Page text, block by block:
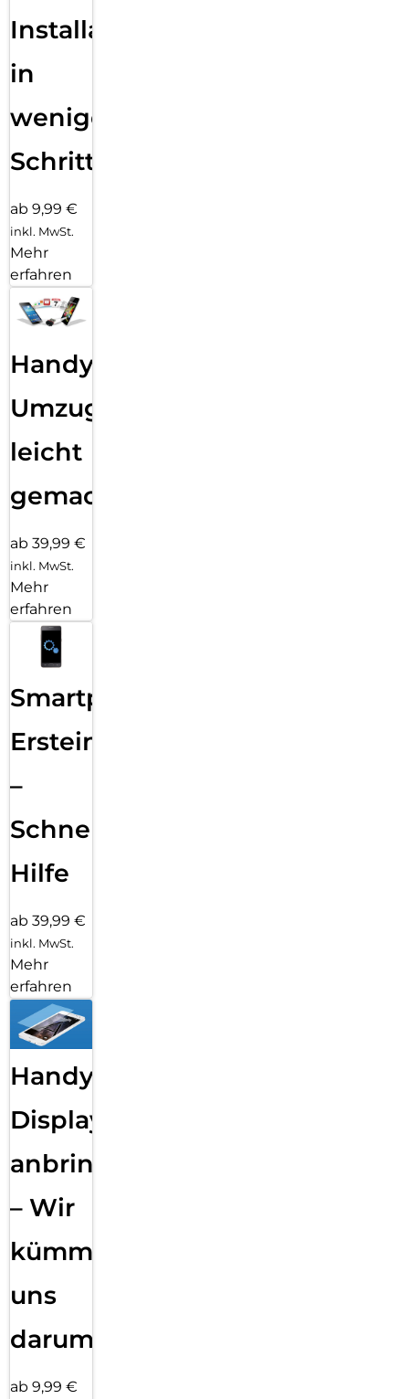
Installation
in
wenigen
Schritten
ab 9,99 €
inkl. MwSt.
Mehr
erfahren
Handy
Umzug
leicht
gemacht!
ab 39,99 €
inkl. MwSt.
Mehr
erfahren
Smartphone
Ersteinrichtung
–
Schnelle
Hilfe
ab 39,99 €
inkl. MwSt.
Mehr
erfahren
Handy
Displayfolie
anbringen
– Wir
kümmern
uns
darum!
ab 9,99 €